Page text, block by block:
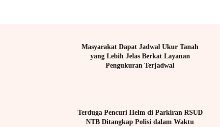
Masyarakat Dapat Jadwal Ukur Tanah
yang Lebih Jelas Berkat Layanan
Pengukuran Terjadwal
Terduga Pencuri Helm di Parkiran RSUD
NTB Ditangkap Polisi dalam Waktu